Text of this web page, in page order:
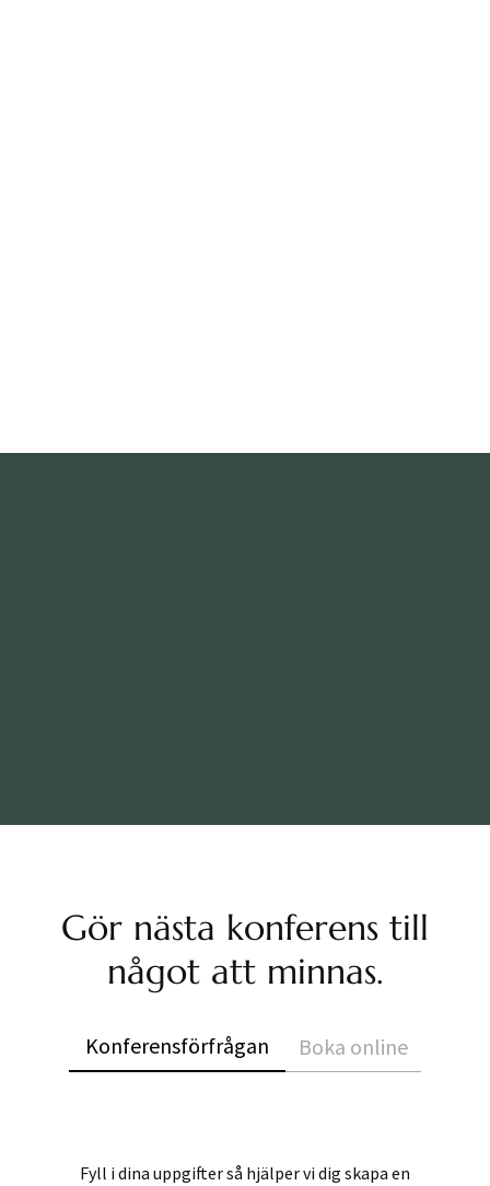
Gör nästa konferens till
något att minnas.
Konferensförfrågan Boka online
Fyll i dina uppgifter så hjälper vi dig skapa en